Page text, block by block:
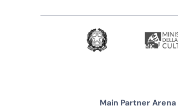
Main Partner